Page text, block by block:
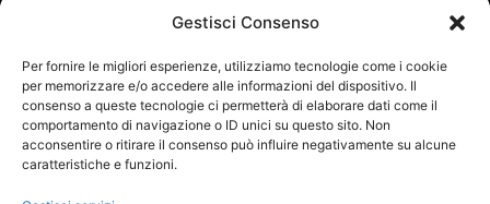
Gestisci Consenso
Per fornire le migliori esperienze, utilizziamo tecnologie come i cookie
per memorizzare e/o accedere alle informazioni del dispositivo. Il
consenso a queste tecnologie ci permetterà di elaborare dati come il
comportamento di navigazione o ID unici su questo sito. Non
acconsentire o ritirare il consenso può influire negativamente su alcune
caratteristiche e funzioni.